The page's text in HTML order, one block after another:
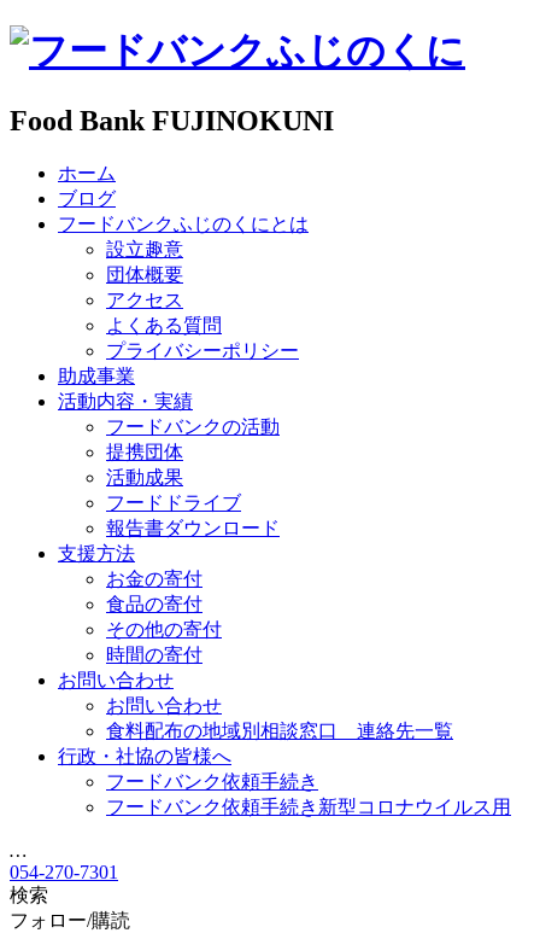
Food Bank FUJINOKUNI
ホーム
ブログ
フードバンクふじのくにとは
設立趣意
団体概要
アクセス
よくある質問
プライバシーポリシー
助成事業
活動内容・実績
フードバンクの活動
提携団体
活動成果
フードドライブ
報告書ダウンロード
支援方法
お金の寄付
食品の寄付
その他の寄付
時間の寄付
お問い合わせ
お問い合わせ
食料配布の地域別相談窓口 連絡先一覧
行政・社協の皆様へ
フードバンク依頼手続き
フードバンク依頼手続き新型コロナウイルス用
…
054-270-7301
検索
フォロー/購読